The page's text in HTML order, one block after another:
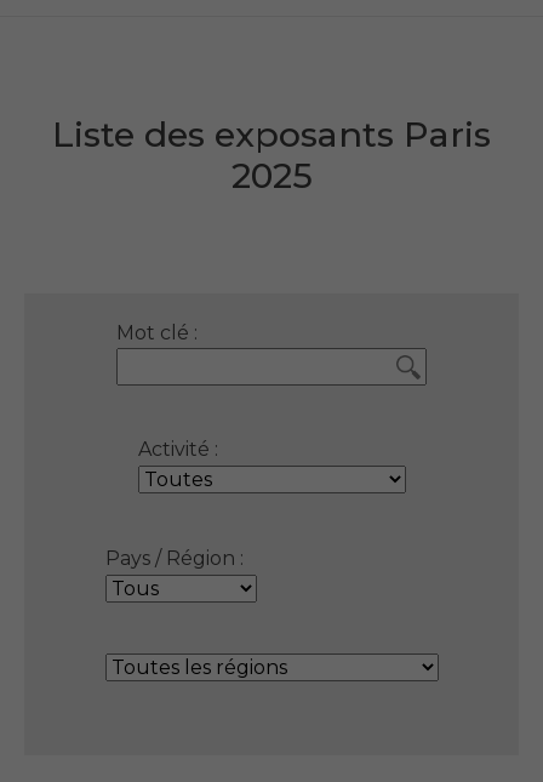
Liste des exposants Paris
2025
Mot clé :
Activité :
Pays / Région :